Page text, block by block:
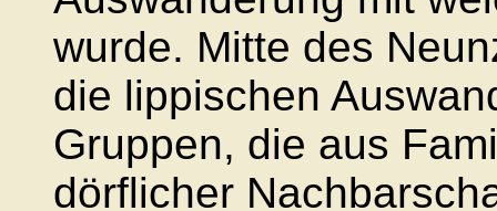
wurde. Mitte des
die lippischen
Gruppen, die aus
dörflicher